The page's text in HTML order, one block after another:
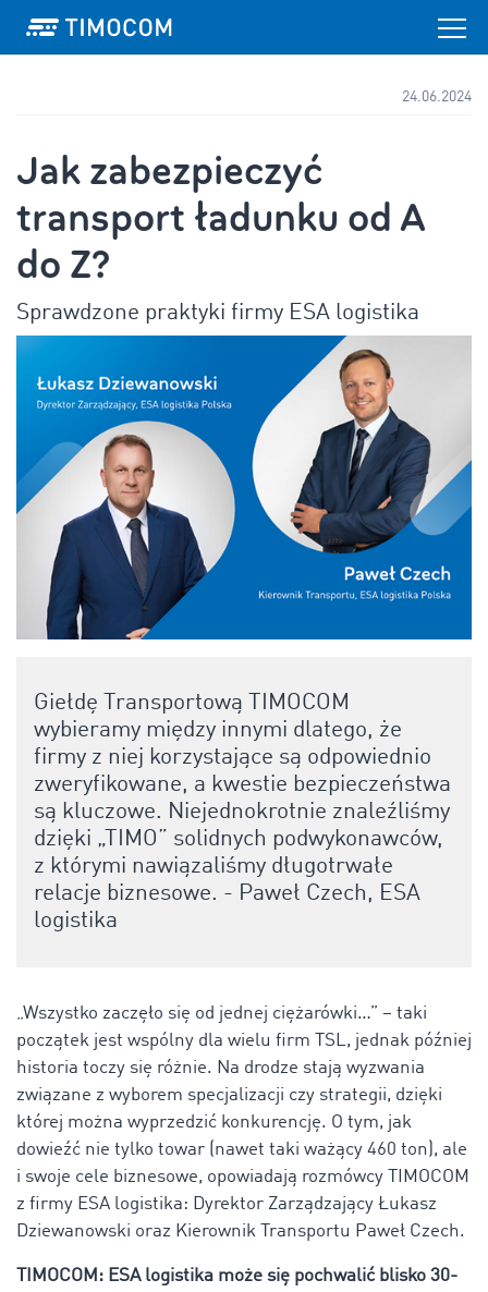
24.06.2024
Jak zabezpieczyć
transport ładunku od A
do Z?
Sprawdzone praktyki firmy ESA logistika
Giełdę Transportową TIMOCOM
wybieramy między innymi dlatego, że
firmy z niej korzystające są odpowiednio
zweryfikowane, a kwestie bezpieczeństwa
są kluczowe. Niejednokrotnie znaleźliśmy
dzięki „TIMO” solidnych podwykonawców,
z którymi nawiązaliśmy długotrwałe
relacje biznesowe. - Paweł Czech, ESA
logistika
„Wszystko zaczęło się od jednej ciężarówki…” – taki
początek jest wspólny dla wielu firm TSL, jednak później
historia toczy się różnie. Na drodze stają wyzwania
związane z wyborem specjalizacji czy strategii, dzięki
której można wyprzedzić konkurencję. O tym, jak
dowieźć nie tylko towar (nawet taki ważący 460 ton), ale
i swoje cele biznesowe, opowiadają rozmówcy TIMOCOM
z firmy ESA logistika: Dyrektor Zarządzający Łukasz
Dziewanowski oraz Kierownik Transportu Paweł Czech.
TIMOCOM: ESA logistika może się pochwalić blisko 30-